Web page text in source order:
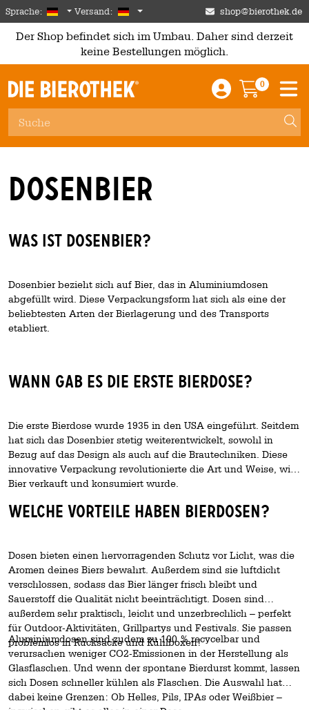
Skip to main content
Sprache: German
Versand: Deutschland shop@bierothek.de
Der Shop befindet sich im Umbau. Daher sind derzeit
keine Bestellungen möglich.
Einloggen /
0
Dosenbier
Was ist Dosenbier?
Dosenbier bezieht sich auf Bier, das in Aluminiumdosen
abgefüllt wird. Diese Verpackungsform hat sich als eine der
beliebtesten Arten der Bierlagerung und des Transports
etabliert.
Wann gab es die erste Bierdose?
Die erste Bierdose wurde 1935 in den USA eingeführt. Seitdem
hat sich das Dosenbier stetig weiterentwickelt, sowohl in
Bezug auf das Design als auch auf die Brautechniken. Diese
innovative Verpackung revolutionierte die Art und Weise, wie
Bier verkauft und konsumiert wurde.
Welche Vorteile haben Bierdosen?
Dosen bieten einen hervorragenden Schutz vor Licht, was die
Aromen deines Biers bewahrt. Außerdem sind sie luftdicht
verschlossen, sodass das Bier länger frisch bleibt und
Sauerstoff die Qualität nicht beeinträchtigt. Dosen sind
außerdem sehr praktisch, leicht und unzerbrechlich – perfekt
für Outdoor-Aktivitäten, Grillpartys und Festivals. Sie passen
problemlos in Rucksäcke und Kühlboxen!
Aluminiumdosen sind zudem zu 100 % recycelbar und
verursachen weniger CO2-Emissionen in der Herstellung als
Glasflaschen. Und wenn der spontane Bierdurst kommt, lassen
sich Dosen schneller kühlen als Flaschen. Die Auswahl hat
dabei keine Grenzen: Ob Helles, Pils, IPAs oder Weißbier –